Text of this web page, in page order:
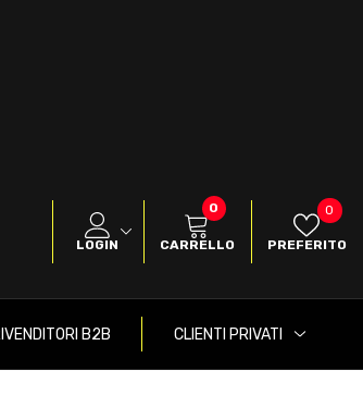
LOGIN CARRELLO
0 0
PREFERITO
0
B2B CLIENTI PRIVATI